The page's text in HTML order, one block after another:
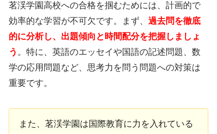
茗渓学園高校への合格を掴むためには、計画的で
効率的な学習が不可欠です。まず、 過去問を徹底
的に分析し、出題傾向と時間配分を把握しましょ
う 。特に、英語のエッセイや国語の記述問題、数
学の応用問題など、思考力を問う問題への対策は
重要です。
また、茗渓学園は国際教育に力を入れている